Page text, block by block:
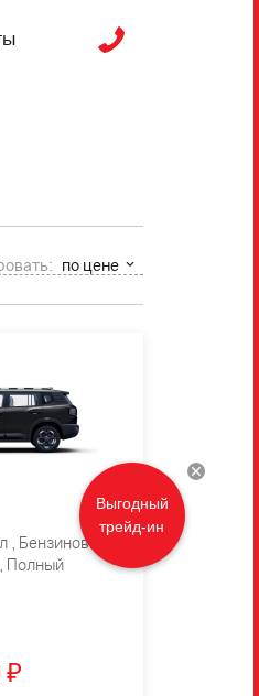
по цене
, Бензиновый ,
Полный
₽
Выгодный
трейд-ин